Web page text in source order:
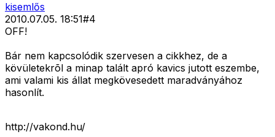
kisemlős
2010.07.05. 18:51#4
OFF!
Bár nem kapcsolódik szervesen a cikkhez, de a
kövületekrõl a minap talált apró kavics jutott eszembe,
ami valami kis állat megkövesedett maradványához
hasonlít.
http://vakond.hu/